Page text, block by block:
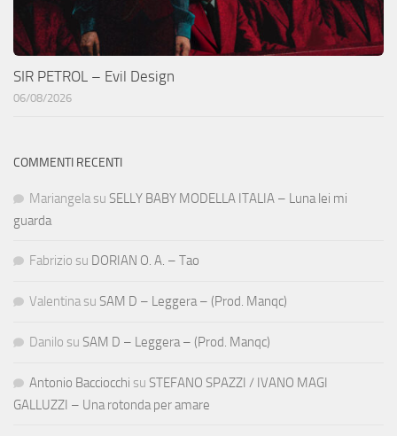
SIR PETROL – Evil Design
06/08/2026
COMMENTI RECENTI
Mariangela su SELLY BABY MODELLA ITALIA – Luna lei mi
guarda
Fabrizio su DORIAN O. A. – Tao
Valentina su SAM D – Leggera – (Prod. Manqc)
Danilo su SAM D – Leggera – (Prod. Manqc)
Antonio Bacciocchi su STEFANO SPAZZI / IVANO MAGI
GALLUZZI – Una rotonda per amare